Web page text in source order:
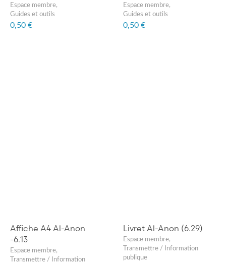
Espace membre,
Guides et outils
0,50 €
Espace membre,
Guides et outils
0,50 €
Affiche A4 Al-Anon
-6.13
Espace membre,
Transmettre / Information
Livret Al-Anon (6.29)
Espace membre,
Transmettre / Information
publique